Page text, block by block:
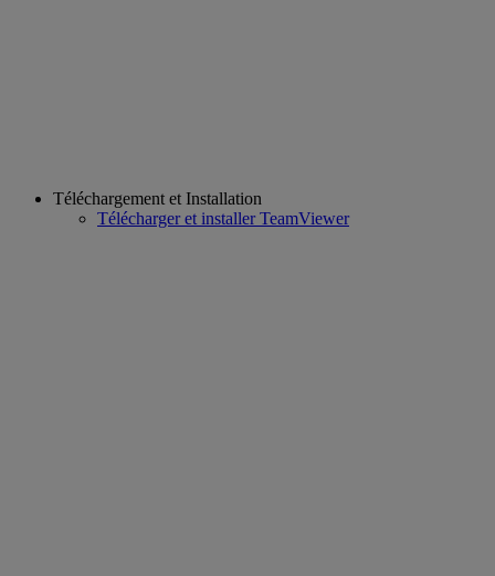
Téléchargement et Installation
Télécharger et installer TeamViewer